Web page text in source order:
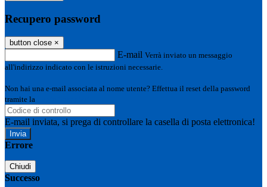
Recupero password
button close ×
E-mail Verrà inviato un messaggio
all'indirizzo indicato con le istruzioni necessarie.
Non hai una e-mail associata al nome utente? Effettua il reset della password
tramite la
E-mail inviata, si prega di controllare la casella di posta elettronica!
Errore
Chiudi
Successo